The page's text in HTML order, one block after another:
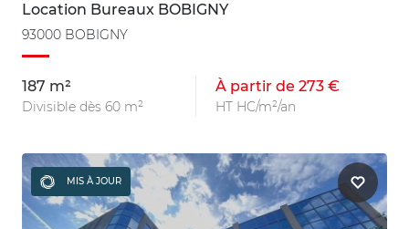
Location Bureaux BOBIGNY
93000 BOBIGNY
187 m²
Divisible dès 60 m²
À partir de 273 €
HT HC/m²/an
MIS À JOUR